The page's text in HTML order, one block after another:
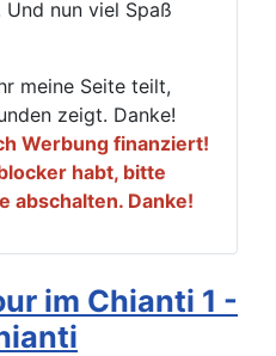
nun viel Spaß
meine Seite teilt,
zeigt. Danke!
Werbung finanziert!
habt, bitte
abschalten. Danke!
im Chianti 1 -